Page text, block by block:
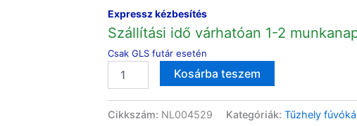
Expressz kézbesítés
Szállítási idő várhatóan 1-2
Csak GLS futár esetén
tűzhely
fúvóka
Kosárba teszem
Cikkszám: NL004529 Kategóriák: Tűzhely